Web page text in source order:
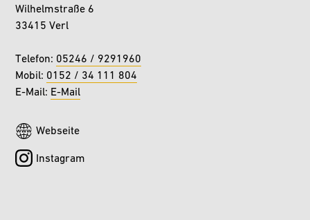
Wilhelmstraße 6
33415 Verl
Telefon: 05246 / 9291960
Mobil: 0152 / 34 111 804
E-Mail: E-Mail
Webseite
Instagram